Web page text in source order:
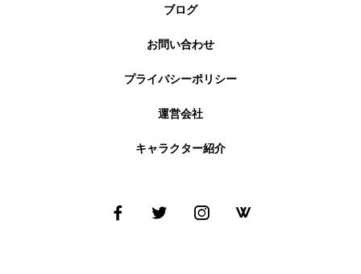
ブログ
お問い合わせ
プライバシーポリシー
運営会社
キャラクター紹介